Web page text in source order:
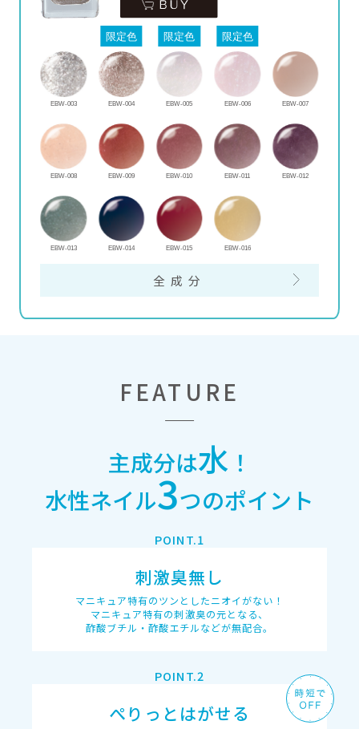
全成分
EBW-003
限定色
EBW-004
限定色
EBW-005
限定色
EBW-006 EBW-007
EBW-008 EBW-009 EBW-010 EBW-011 EBW-012
EBW-013 EBW-014 EBW-015 EBW-016
FEATURE
主成分は水 ！
水性ネイル3つのポイント
刺激臭無し
マニキュア特有のツンとしたニオイがない！
マニキュア特有の刺激臭の元となる、
酢酸ブチル・酢酸エチルなどが無配合。
ぺりっとはがせる